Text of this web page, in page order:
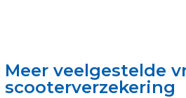
Meer veelgestelde
scooterverzekering